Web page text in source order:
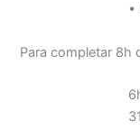
Para completar 8h